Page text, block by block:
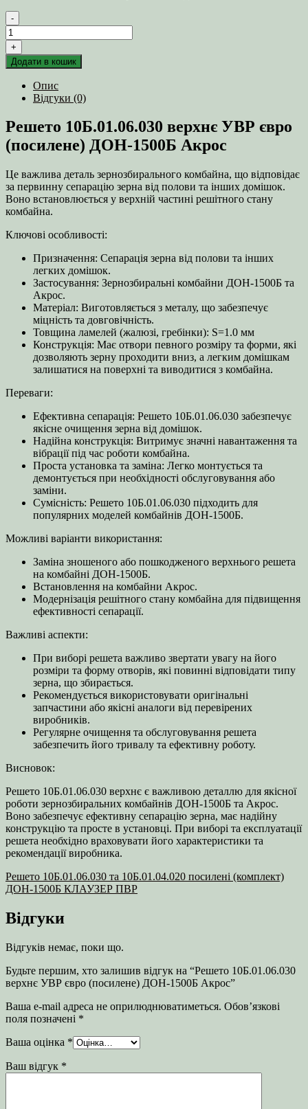
-
Решето
10Б.01.06.030
верхнє
УВР
(посилене)
ДОН-1500Б
кількість
+
Додати в кошик
Опис
Відгуки (0)
Решето 10Б.01.06.030 верхнє УВР євро
(посилене) ДОН-1500Б Акрос
Це важлива деталь зернозбирального комбайна, що відповідає
за первинну сепарацію зерна від полови та інших домішок.
Воно встановлюється у верхній частині решітного стану
комбайна.
Ключові особливості:
Призначення: Сепарація зерна від полови та інших
легких домішок.
Застосування: Зернозбиральні комбайни ДОН-1500Б та
Акрос.
Матеріал: Виготовляється з металу, що забезпечує
міцність та довговічність.
Товщина ламелей (жалюзі, гребінки): S=1.0 мм
Конструкція: Має отвори певного розміру та форми, які
дозволяють зерну проходити вниз, а легким домішкам
залишатися на поверхні та виводитися з комбайна.
Переваги:
Ефективна сепарація: Решето 10Б.01.06.030 забезпечує
якісне очищення зерна від домішок.
Надійна конструкція: Витримує значні навантаження та
вібрації під час роботи комбайна.
Проста установка та заміна: Легко монтується та
демонтується при необхідності обслуговування або
заміни.
Сумісність: Решето 10Б.01.06.030 підходить для
популярних моделей комбайнів ДОН-1500Б.
Можливі варіанти використання:
Заміна зношеного або пошкодженого верхнього решета
на комбайні ДОН-1500Б.
Встановлення на комбайни Акрос.
Модернізація решітного стану комбайна для підвищення
ефективності сепарації.
Важливі аспекти:
При виборі решета важливо звертати увагу на його
розміри та форму отворів, які повинні відповідати типу
зерна, що збирається.
Рекомендується використовувати оригінальні
запчастини або якісні аналоги від перевірених
виробників.
Регулярне очищення та обслуговування решета
забезпечить його тривалу та ефективну роботу.
Висновок:
Решето 10Б.01.06.030 верхнє є важливою деталлю для якісної
роботи зернозбиральних комбайнів ДОН-1500Б та Акрос.
Воно забезпечує ефективну сепарацію зерна, має надійну
конструкцію та просте в установці. При виборі та експлуатації
решета необхідно враховувати його характеристики та
рекомендації виробника.
Решето 10Б.01.06.030 та 10Б.01.04.020 посилені (комплект)
ДОН-1500Б КЛАУЗЕР ПВР
Відгуки
Відгуків немає, поки що.
Будьте першим, хто залишив відгук на “Решето 10Б.01.06.030
верхнє УВР євро (посилене) ДОН-1500Б Акрос”
Ваша e-mail адреса не оприлюднюватиметься. Обов’язкові
поля позначені *
Ваша оцінка *
Ваш відгук *